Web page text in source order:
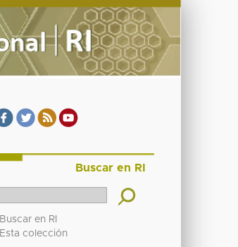
Buscar en RI
Buscar en RI
Esta colección